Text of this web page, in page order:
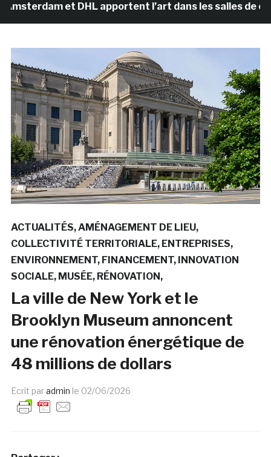
et DHL apportent l’art dans les salles de classe
ACTUALITÉS AMÉNAGEMENT DE LIEU
COLLECTIVITÉ TERRITORIALE ENTREPRISES
ENVIRONNEMENT FINANCEMENT INNOVATION
SOCIALE MUSÉE RÉNOVATION
La ville de New York et le
Brooklyn Museum annoncent
une rénovation énergétique de
48 millions de dollars
Ecrit paradmin le 02/06/2026